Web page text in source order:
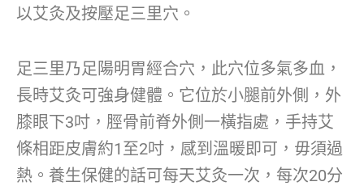
以艾灸及按壓足三里穴。
足三里乃足陽明胃經合穴，此穴位多氣多血，
長時艾灸可強身健體。它位於小腿前外側，外
膝眼下3吋，脛骨前脊外側一橫指處，手持艾
條相距皮膚約1至2吋，感到溫暖即可，毋須過
熱。養生保健的話可每天艾灸一次，每次20分